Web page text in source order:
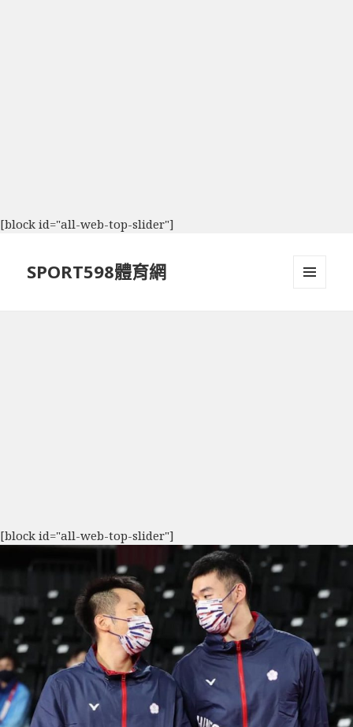
[block id="all-web-top-slider"]
SPORT598體育網
[block id="all-web-top-slider"]